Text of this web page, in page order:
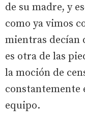
de su madre, y
como ya vimos
mientras decían
es otra de las
la moción de
constantemente
equipo.